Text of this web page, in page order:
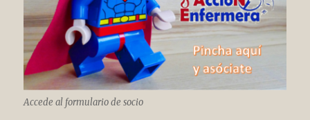
Accede al formulario de socio